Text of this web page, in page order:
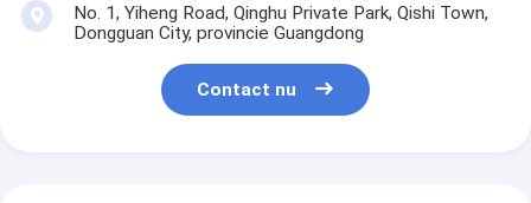
No. 1, Yiheng Road, Qinghu Private Park, Qishi Town,
Dongguan City, provincie Guangdong
Contact nu